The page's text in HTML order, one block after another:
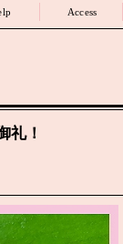
Access
礼！